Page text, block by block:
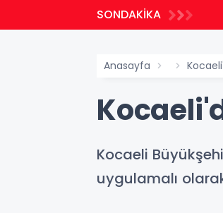
SONDAKİKA
Anasayfa
Kocaeli
uygulamalı